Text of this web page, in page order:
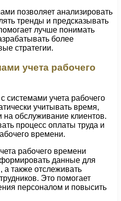
позволяет анализировать
тренды и предсказывать
лучше понимать
более
стратегии.
учета рабочего
системами учета рабочего
учитывать время,
на обслуживание клиентов.
процесс оплаты труда и
времени.
рабочего времени
данные для
а также отслеживать
Это помогает
персоналом и повысить